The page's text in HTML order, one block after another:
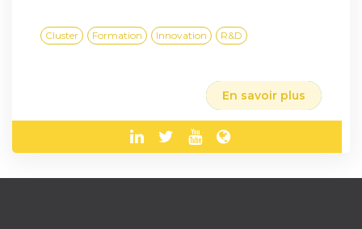
Cluster Formation Innovation R&D
En savoir plus